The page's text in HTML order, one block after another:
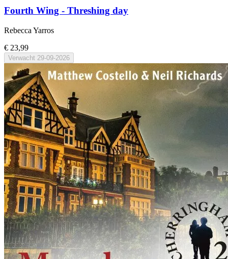
Fourth Wing - Threshing day
Rebecca Yarros
€ 23,99
Verwacht 29-09-2026